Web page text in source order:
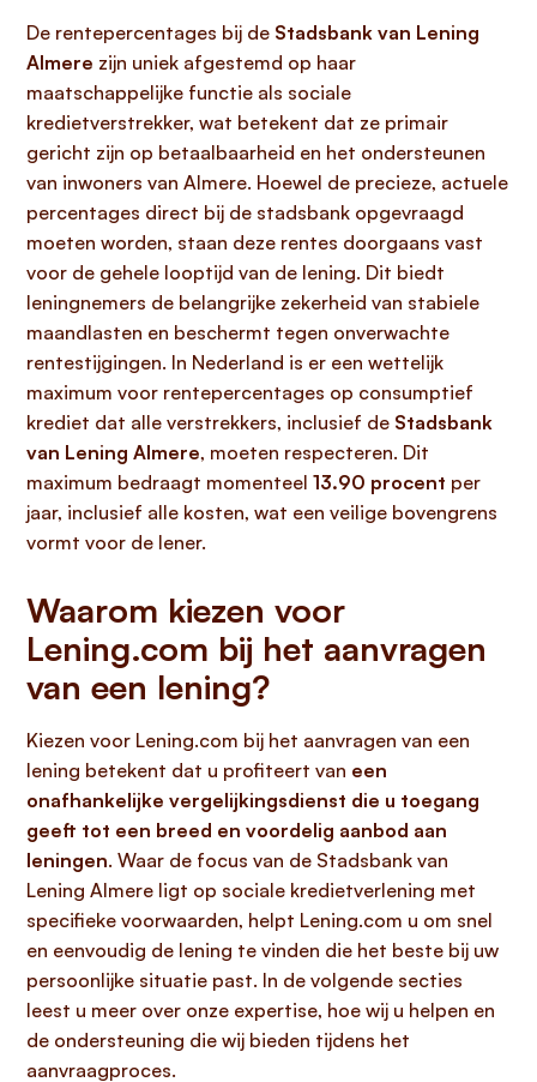
De rentepercentages bij de Stadsbank van Lening
Almere zijn uniek afgestemd op haar
maatschappelijke functie als sociale
kredietverstrekker, wat betekent dat ze primair
gericht zijn op betaalbaarheid en het ondersteunen
van inwoners van Almere. Hoewel de precieze, actuele
percentages direct bij de stadsbank opgevraagd
moeten worden, staan deze rentes doorgaans vast
voor de gehele looptijd van de lening. Dit biedt
leningnemers de belangrijke zekerheid van stabiele
maandlasten en beschermt tegen onverwachte
rentestijgingen. In Nederland is er een wettelijk
maximum voor rentepercentages op consumptief
krediet dat alle verstrekkers, inclusief de Stadsbank
van Lening Almere, moeten respecteren. Dit
maximum bedraagt momenteel 13.90 procent per
jaar, inclusief alle kosten, wat een veilige bovengrens
vormt voor de lener.
Waarom kiezen voor
Lening.com bij het aanvragen
van een lening?
Kiezen voor Lening.com bij het aanvragen van een
lening betekent dat u profiteert van een
onafhankelijke vergelijkingsdienst die u toegang
geeft tot een breed en voordelig aanbod aan
leningen. Waar de focus van de Stadsbank van
Lening Almere ligt op sociale kredietverlening met
specifieke voorwaarden, helpt Lening.com u om snel
en eenvoudig de lening te vinden die het beste bij uw
persoonlijke situatie past. In de volgende secties
leest u meer over onze expertise, hoe wij u helpen en
de ondersteuning die wij bieden tijdens het
aanvraagproces.